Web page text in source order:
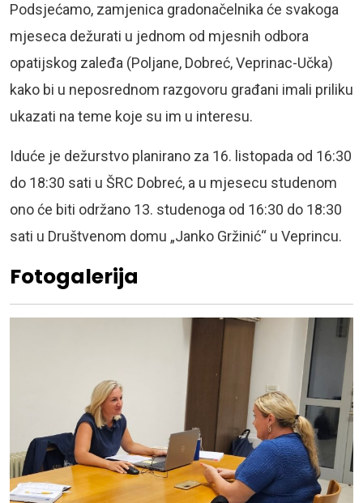
Podsjećamo, zamjenica gradonačelnika će svakoga
mjeseca dežurati u jednom od mjesnih odbora
opatijskog zaleđa (Poljane, Dobreć, Veprinac-Učka)
kako bi u neposrednom razgovoru građani imali priliku
ukazati na teme koje su im u interesu.
Iduće je dežurstvo planirano za 16. listopada od 16:30
do 18:30 sati u ŠRC Dobreć, a u mjesecu studenom
ono će biti održano 13. studenoga od 16:30 do 18:30
sati u Društvenom domu „Janko Gržinić“ u Veprincu.
Fotogalerija